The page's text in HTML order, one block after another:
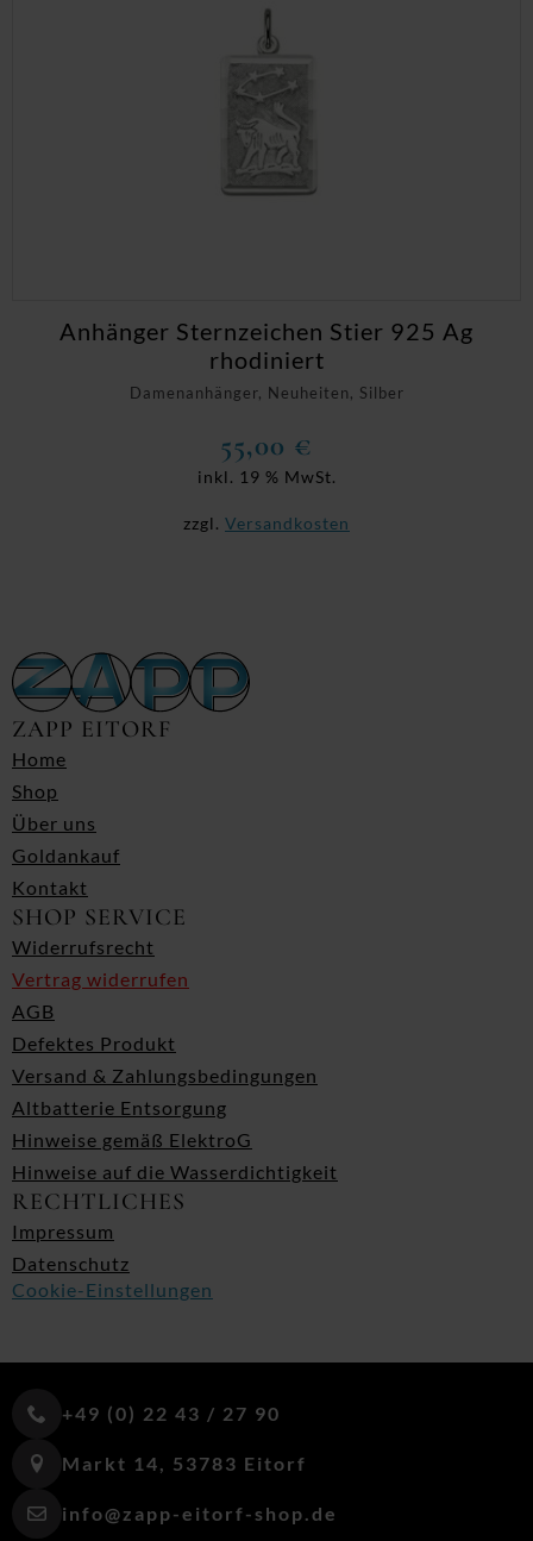
Damenanhänger, Neuheiten, Silber
Anhänger Sternzeichen Stier 925 Ag
rhodiniert
55,00 €
inkl. 19 % MwSt.
zzgl. Versandkosten
ZAPP EITORF
Home
Shop
Über uns
Goldankauf
Kontakt
SHOP SERVICE
Widerrufsrecht
Vertrag widerrufen
AGB
Defektes Produkt
Versand & Zahlungsbedingungen
Altbatterie Entsorgung
Hinweise gemäß ElektroG
Hinweise auf die Wasserdichtigkeit
RECHTLICHES
Impressum
Datenschutz
Cookie-Einstellungen
+49 (0) 22 43 / 27 90
Markt 14, 53783 Eitorf
info@zapp-eitorf-shop.de